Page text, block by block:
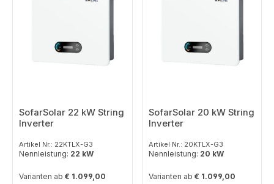
SofarSolar 22 kW String
Inverter
Artikel Nr.: 22KTLX-G3
Nennleistung: 22 kW
Varianten ab € 1.099,00
SofarSolar 20 kW String
Inverter
Artikel Nr.: 20KTLX-G3
Nennleistung: 20 kW
Varianten ab € 1.099,00